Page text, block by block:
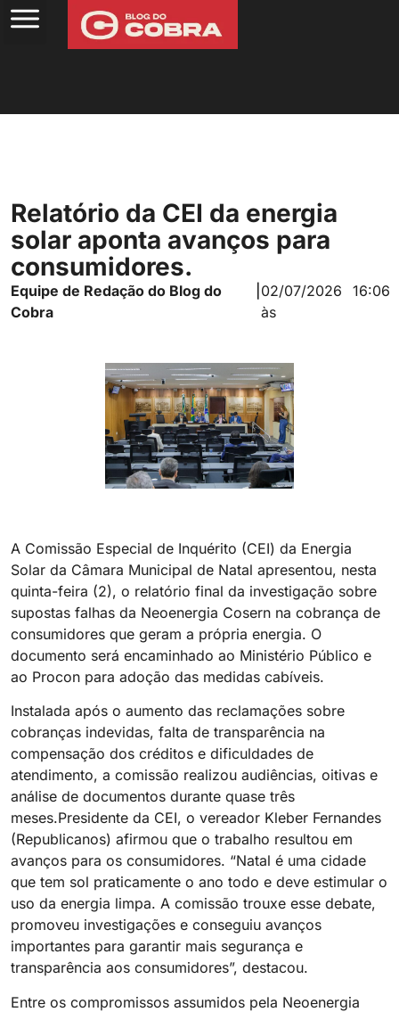
Relatório da CEI da energia
solar aponta avanços para
consumidores.
Equipe de Redação do Blog do
Cobra
02/07/2026
às
16:06
A Comissão Especial de Inquérito (CEI) da Energia
Solar da Câmara Municipal de Natal apresentou, nesta
quinta-feira (2), o relatório final da investigação sobre
supostas falhas da Neoenergia Cosern na cobrança de
consumidores que geram a própria energia. O
documento será encaminhado ao Ministério Público e
ao Procon para adoção das medidas cabíveis.
Instalada após o aumento das reclamações sobre
cobranças indevidas, falta de transparência na
compensação dos créditos e dificuldades de
atendimento, a comissão realizou audiências, oitivas e
análise de documentos durante quase três
meses.Presidente da CEI, o vereador Kleber Fernandes
(Republicanos) afirmou que o trabalho resultou em
avanços para os consumidores. “Natal é uma cidade
que tem sol praticamente o ano todo e deve estimular o
uso da energia limpa. A comissão trouxe esse debate,
promoveu investigações e conseguiu avanços
importantes para garantir mais segurança e
transparência aos consumidores”, destacou.
Entre os compromissos assumidos pela Neoenergia